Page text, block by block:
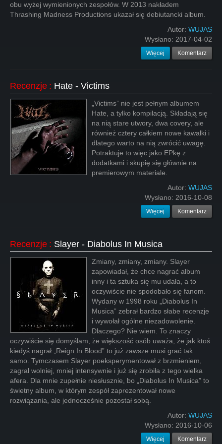
obu wyżej wymienionych zespołów. W 2013 nakładem
Thrashing Madness Productions ukazał się debiutancki album.
Autor: WUJAS
Wysłano: 2017-04-02
Więcej Komentarz
Recenzje : Hate - Victims
„Victims” nie jest pełnym albumem
Hate, a tylko kompilacją. Składają się
na nią stare utwory, dwa covery, ale
również cztery całkiem nowe kawałki i
dlatego warto na nią zwrócić uwagę.
Potraktuje to więc jako EPkę z
dodatkami i skupię się głównie na
premierowym materiale.
Autor: WUJAS
Wysłano: 2016-10-08
Więcej Komentarz
Recenzje : Slayer - Diabolus In Musica
Zmiany, zmiany, zmiany. Slayer
zapowiadał, że chce nagrać album
inny i ta sztuka się mu udała, a to
oczywiście nie spodobało się fanom.
Wydany w 1998 roku „Diabolus In
Musica” zebrał bardzo słabe recenzje
i wywołał ogólne niezadowolenie.
Dlaczego? Nie wiem. To znaczy
oczywiście się domyślam, że większość osób uważa, że jak ktoś
kiedyś nagrał „Reign In Blood” to już zawsze musi grać tak
samo. Tymczasem Slayer poeksperymentował z brzmieniem,
zagrał wolniej, mniej intensywnie i już się zrobiła z tego wielka
afera. Dla mnie zupełnie niesłusznie, bo „Diabolus In Musica” to
świetny album, w którym zespół zaprezentował nowe
rozwiązania, ale jednocześnie pozostał sobą.
Autor: WUJAS
Wysłano: 2016-10-06
Więcej Komentarz